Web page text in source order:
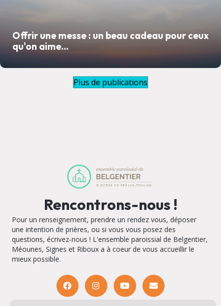
Offrir une messe : un beau cadeau pour ceux
qu'on aime...
Plus de publications
Rencontrons-nous !
Pour un renseignement, prendre un rendez vous, déposer
une intention de prières, ou si vous vous posez des
questions, écrivez-nous ! L'ensemble paroissial de Belgentier,
Méounes, Signes et Riboux a à coeur de vous accueillir le
mieux possible.